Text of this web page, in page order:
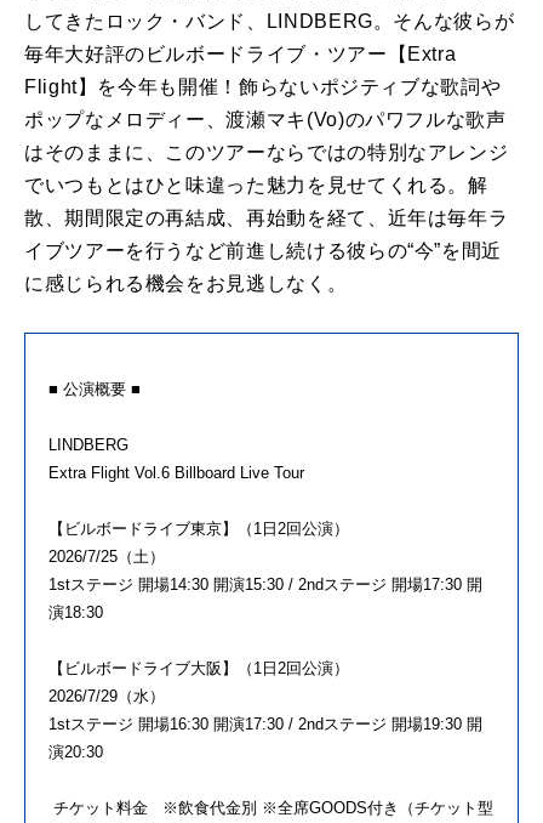
してきたロック・バンド、LINDBERG。そんな彼らが
毎年大好評のビルボードライブ・ツアー【Extra
Flight】を今年も開催！飾らないポジティブな歌詞や
ポップなメロディー、渡瀬マキ(Vo)のパワフルな歌声
はそのままに、このツアーならではの特別なアレンジ
でいつもとはひと味違った魅力を見せてくれる。解
散、期間限定の再結成、再始動を経て、近年は毎年ラ
イブツアーを行うなど前進し続ける彼らの“今”を間近
に感じられる機会をお見逃しなく。
■ 公演概要 ■
LINDBERG
Extra Flight Vol.6 Billboard Live Tour
【ビルボードライブ東京】（1日2回公演）
2026/7/25（土）
1stステージ 開場14:30 開演15:30 / 2ndステージ 開場17:30 開
演18:30
【ビルボードライブ大阪】（1日2回公演）
2026/7/29（水）
1stステージ 開場16:30 開演17:30 / 2ndステージ 開場19:30 開
演20:30
チケット料金 ※飲食代金別 ※全席GOODS付き（チケット型